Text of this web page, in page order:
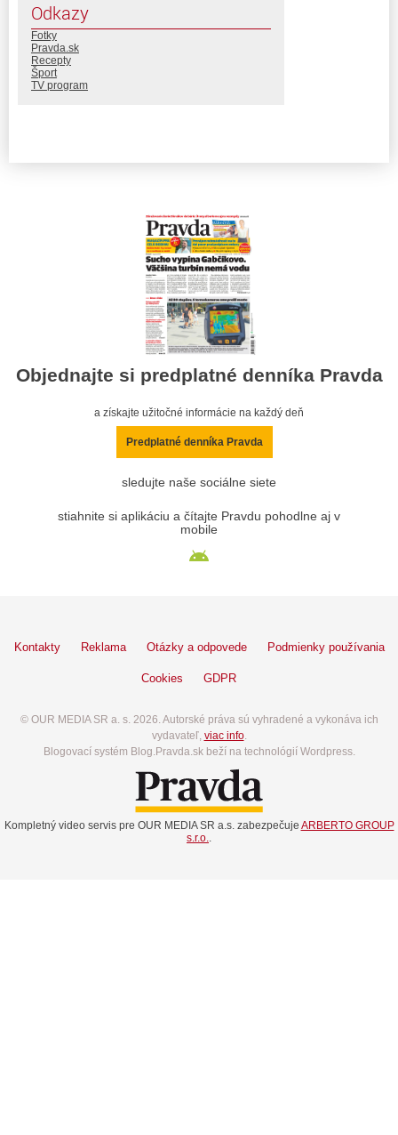
Odkazy
Fotky
Pravda.sk
Recepty
Šport
TV program
Objednajte si predplatné denníka Pravda
a získajte užitočné informácie na každý deň
Predplatné denníka Pravda
sledujte naše sociálne siete
stiahnite si aplikáciu a čítajte Pravdu pohodlne aj v
mobile
Kontakty Reklama Otázky a odpovede Podmienky používania
Cookies GDPR
© OUR MEDIA SR a. s. 2026. Autorské práva sú vyhradené a vykonáva ich
vydavateľ, viac info.
Blogovací systém Blog.Pravda.sk beží na technológií Wordpress.
Kompletný video servis pre OUR MEDIA SR a.s. zabezpečuje ARBERTO GROUP
s.r.o.